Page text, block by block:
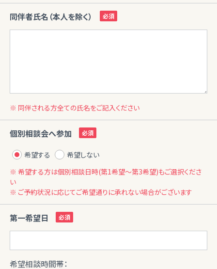
同伴者氏名（本人を除く）
※ 同伴される方全ての氏名をご記入ください
個別相談会へ参加
希望する
希望しない
※ 希望する方は個別相談日時(第1希望〜第3希望)もご選択くださ
い
※ ご予約状況に応じてご希望通りに承れない場合がございます
第一希望日
希望相談時間帯：